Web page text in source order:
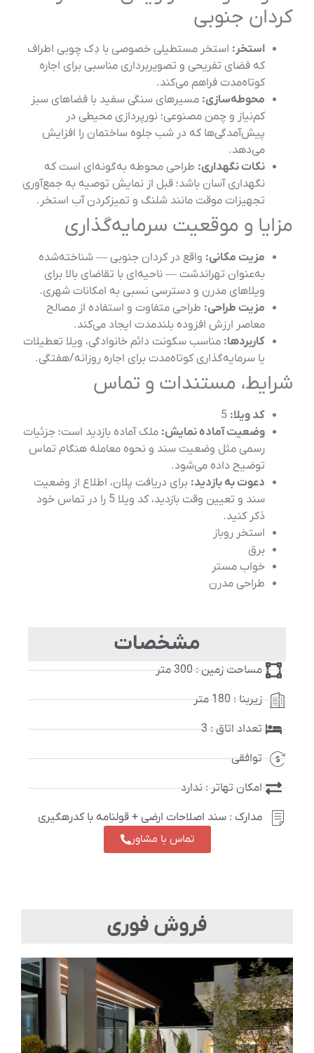
جنوبی
استخر:استخر مستطیلی خصوصی با دِک چوبی اطراف
که فضای تفریحی و تصویربرداری مناسبی برای اجاره
کوتاه‌مدت فراهم می‌کند.
محوطه‌سازی:مسیرهای سنگی سفید با فضاهای سبز
کم‌نیاز و چمن مصنوعی؛ نورپردازی محیطی در
پیش‌آمدگی‌ها که در شب جلوه ساختمان را افزایش
می‌دهد.
نکات نگهداری:طراحی محوطه به‌گونه‌ای است که
نگهداری آسان باشد؛ قبل از نمایش توصیه به جمع‌آوری
تجهیزات موقت مانند شلنگ و تمیزکردن آب استخر.
و موقعیت سرمایه‌گذاری
مزیت مکانی: واقع در کردان جنوبی — شناخته‌شده
به‌عنوان تهراندشت — ناحیه‌ای با تقاضای بالا برای
ویلاهای مدرن و دسترسی نسبی به امکانات شهری.
مزیت طراحی:طراحی متفاوت و استفاده از مصالح
معاصر ارزش افزوده بلندمدت ایجاد می‌کند.
کاربردها:مناسب سکونت دائم خانوادگی، ویلا تعطیلات
یا سرمایه‌گذاری کوتاه‌مدت برای اجاره روزانه/هفتگی.
مستندات و تماس
کد ویلا:5
وضعیت آماده نمایش:ملک آماده بازدید است؛ جزئیات
رسمی مثل وضعیت سند و نحوه معامله هنگام تماس
توضیح داده می‌شود.
دعوت به بازدید:برای دریافت پلان، اطلاع از وضعیت
سند و تعیین وقت بازدید، کد ویلا 5 را در تماس خود
ذکر کنید.
استخر روباز
خواب مستر
طراحی مدرن
مشخصات
مساحت زمین : 300 متر
زیربنا : 180 متر
تعداد اتاق : 3
توافقی
امکان تهاتر : ندارد
مدارک : سند اصلاحات ارضی + قولنامه با کدرهگیری
تماس با مشاور
فروش فوری